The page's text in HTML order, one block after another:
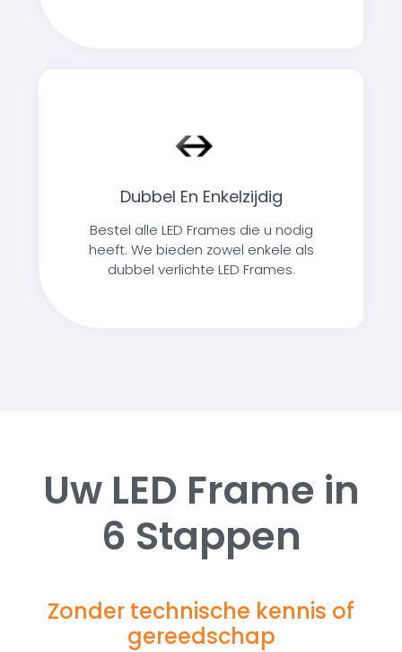
Dubbel En Enkelzijdig
Bestel alle LED Frames die u nodig
heeft. We bieden zowel enkele als
dubbel verlichte LED Frames.
Uw LED Frame in
6 Stappen
Zonder technische kennis of
gereedschap